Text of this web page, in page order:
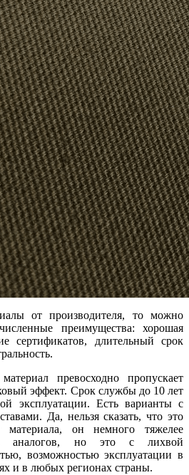
от производителя, то можно
преимущества: хорошая
сертификатов, длительный срок
превосходно пропускает
эффект. Срок службы до 10 лет
эксплуатации. Есть варианты с
Да, нельзя сказать, что это
он немного тяжелее
аналогов, но это с лихвой
возможностью эксплуатации в
и в любых регионах страны.